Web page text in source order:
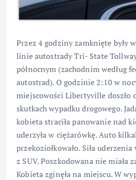
Przez 4 godziny zamknięte były
linie autostrady Tri- State
północnym (zachodnim według
autostrad). O godzinie 2:10 w
miejscowości Libertyville doszło
skutkach wypadku drogowego.
kobieta straciła panowanie nad
uderzyła w ciężarówkę. Auto
przekoziołkowało. Siła
z SUV. Poszkodowana nie miała
Kobieta zginęła na miejscu. W